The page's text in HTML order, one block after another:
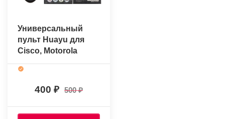
Универсальный
пульт Huayu для
Cisco, Motorola
MXV3ТВ черный
400 500